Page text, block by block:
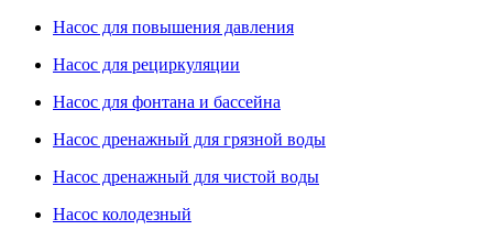
Насос для повышения давления
Насос для рециркуляции
Насос для фонтана и бассейна
Насос дренажный для грязной воды
Насос дренажный для чистой воды
Насос колодезный